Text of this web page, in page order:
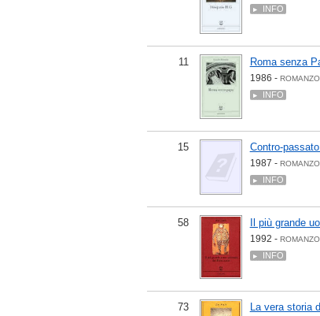
INFO
11 Roma senza
1986 - ROMANZO
INFO
15 Contro-
1987 - ROMANZO
INFO
58 Il più grande
1992 - ROMANZO
INFO
73 La vera storia